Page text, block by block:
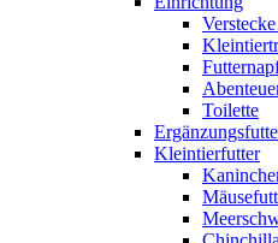
Toilette
Kleintierfutter